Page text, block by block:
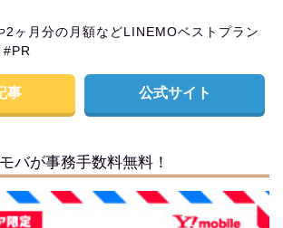
2ヶ月分の月額などLINEMOベストプラン
#PR
事 公式サイト
バが事務手数料無料！